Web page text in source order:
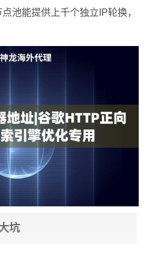
池能提供上千个独立IP轮换，
坑